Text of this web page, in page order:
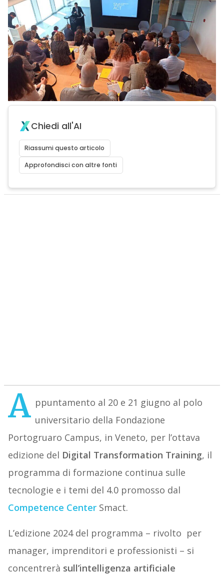
Chiedi all'AI
Riassumi questo articolo
Approfondisci con altre fonti
A ppuntamento al 20 e 21 giugno al polo
universitario della Fondazione
Portogruaro Campus, in Veneto, per l’ottava
edizione del Digital Transformation Training, il
programma di formazione continua sulle
tecnologie e i temi del 4.0 promosso dal
Competence CenterSmact.
L’edizione 2024 del programma – rivolto per
manager, imprenditori e professionisti – si
concentrerà sull’intelligenza artificiale